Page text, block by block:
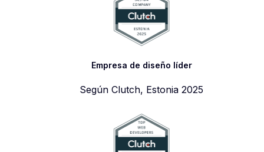
Empresa de diseño líder
Según Clutch, Estonia 2025